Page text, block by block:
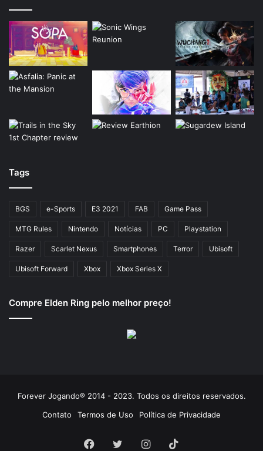
Tags
BGS e-Sports E3 2021 FAB Game Pass
MTG Rules Nintendo Notícias PC Playstation
Razer Scarlet Nexus Smartphones Terror Ubisoft
Ubisoft Forward Xbox Xbox Series X
Compre Elden Ring pelo melhor preço!
Forever Jogando® 2014 - 2023. Todos os direitos reservados.
Contato
Termos de Uso Política de Privacidade
Facebook
TwitterInstagram